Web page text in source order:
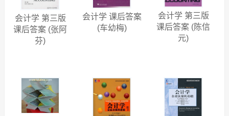
会计学 第三版
课后答案 (张阿
芬)
会计学 课后答案
(车幼梅)
会计学 第三版
课后答案 (陈信
元)